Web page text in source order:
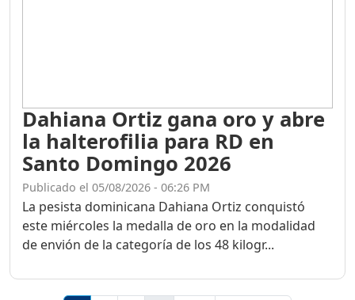
Dahiana Ortiz gana oro y abre
la halterofilia para RD en
Santo Domingo 2026
Publicado el 05/08/2026 - 06:26 PM
La pesista dominicana Dahiana Ortiz conquistó
este miércoles la medalla de oro en la modalidad
de envión de la categoría de los 48 kilogr...